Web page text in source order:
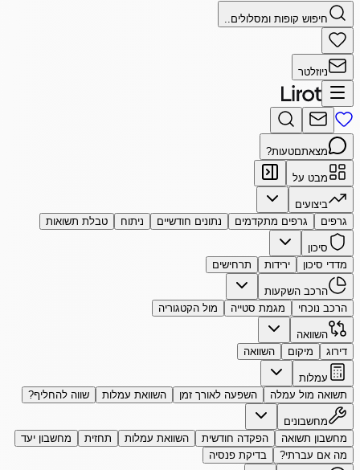
חיפוש קופות ומסלולים..
ניוזלטר
מצאתםטעות?
מבט על
ביצועים
גרפים
גרפים מתקדמים נתונים חודשיים ניתוח טבלת תשואות
סיכון
מדדי סיכון
ירידות תרחישים
הרכב השקעות
הרכב נוכחי
מגמת סטייה מול הקטגוריה
השוואה
דירוג
מיקום השוואה
עמלות
תשואה מול עמלה
השפעה לאורך זמן השוואת עמלות שווה להחליף?
מחשבונים
מחשבון תשואה
הפקדה חודשית השוואת עמלות תחזית
מחשבון יעד
מה אם עברתי?
בדיקת פנסיה